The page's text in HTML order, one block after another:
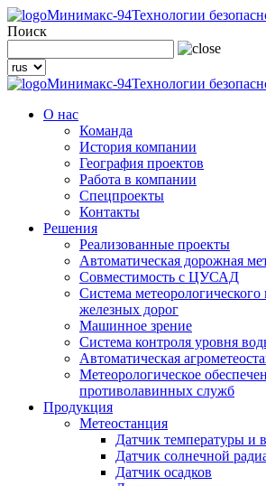
Минимакс-94Технологии
Поиск
Минимакс-94Технологии
О нас
Команда
История компании
География проектов
Работа в компании
Спецпроекты
Контакты
Решения
Реализованные проекты
Автоматическая дорожная
Совместимость с ЦУСАД
Система метеорологического
железных дорог
Машинное зрение
Система контроля уровня
Автоматическая
Метеорологическое
противолавинных служб
Продукция
Метеостанция
Датчик температуры и
Датчик солнечной
Датчик осадков